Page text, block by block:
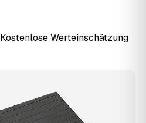
Kostenlose Werteinschätzung